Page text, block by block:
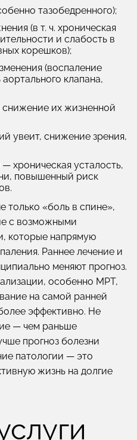
тазобедренного);
(в т. ч. хроническая
и слабость в
корешков);
(воспаление
клапана,
снижение их жизненной
увеит, снижение зрения,
хроническая усталость,
повышенный риск
только «боль в спине»,
с возможными
которые напрямую
Раннее лечение и
меняют прогноз.
особенно МРТ,
на самой ранней
эффективно. Не
— чем раньше
прогноз болезни
патологии — это
жизнь на долгие